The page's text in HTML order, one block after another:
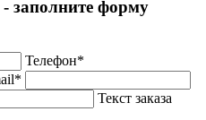
заполните форму
Телефон*
Текст заказа